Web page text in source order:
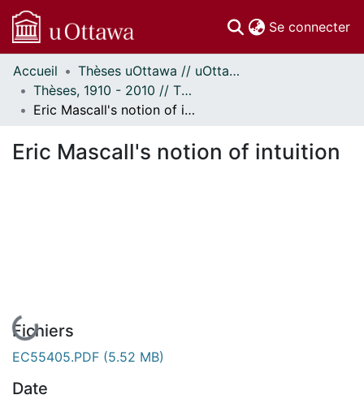
Se connecter
Communautés
et collections
Parcourir
À propos
Accueil
Thèses uOttawa // uOttawa Theses
Thèses, 1910 - 2010 // Theses, 1910 - 2010
Eric Mascall's notion of intuition
Eric Mascall's notion of intuition
En cours de chargement...
Fichiers
EC55405.PDF (5.52 MB)
Date